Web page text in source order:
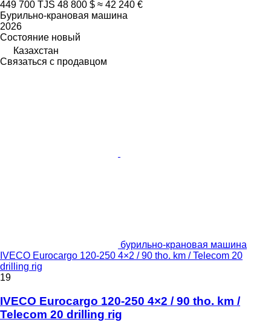
449 700 TJS 48 800 $ ≈ 42 240 €
Бурильно-крановая машина
2026
Состояние новый
Казахстан
Связаться с продавцом
бурильно-крановая машина
IVECO Eurocargo 120-250 4×2 / 90 tho. km / Telecom 20
drilling rig
19
IVECO Eurocargo 120-250 4×2 / 90 tho. km /
Telecom 20 drilling rig